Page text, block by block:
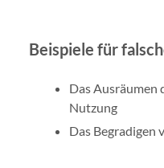
Beispiele für
Das Ausräumen
Nutzung
Das Begradigen